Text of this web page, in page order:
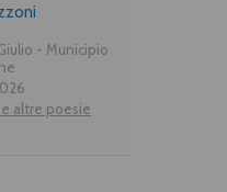
- Municipio
altre poesie